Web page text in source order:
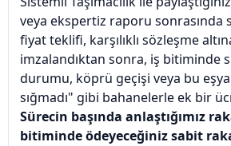
veya ekspertiz raporu sonrasında
fiyat teklifi, karşılıklı sözleşme
imzalandıktan sonra, iş bitiminde
durumu, köprü geçişi veya bu
sığmadı" gibi bahanelerle ek bir
Sürecin başında anlaştığımız
bitiminde ödeyeceğiniz sabit